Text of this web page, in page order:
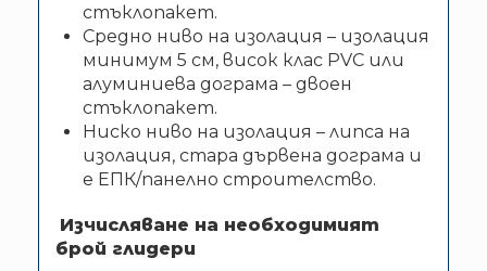
стъклопакет.
Средно ниво на изолация – изолация
минимум 5 см, висок клас PVC или
алуминиева дограма – двоен
стъклопакет.
Ниско ниво на изолация – липса на
изолация, стара дървена дограма и
е ЕПК/панелно строителство.
Изчисляване на необходимият
брой глидери